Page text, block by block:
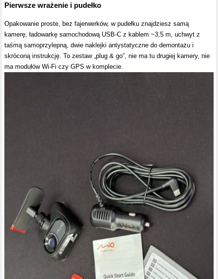
Pierwsze wrażenie i pudełko
Opakowanie proste, bez fajerwerków, w pudełku znajdziesz samą
kamerę, ładowarkę samochodową USB-C z kablem ~3,5 m, uchwyt z
taśmą samoprzylepną, dwie naklejki antystatyczne do demontażu i
skróconą instrukcję. To zestaw „plug & go”, nie ma tu drugiej kamery, nie
ma modułów Wi-Fi czy GPS w komplecie.